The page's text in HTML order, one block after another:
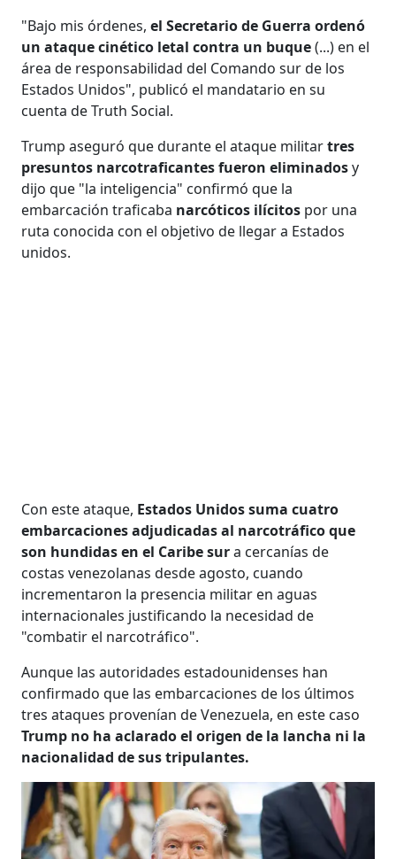
"Bajo mis órdenes,el Secretario de Guerra ordenó
un ataque cinético letal contra un buque(...) en el
área de responsabilidad del Comando sur de los
Estados Unidos", publicó el mandatario en su
cuenta de Truth Social.
Trump aseguró que durante el ataque militartres
presuntos narcotraficantes fueron eliminadosy
dijo que "la inteligencia" confirmó que la
embarcación traficaba narcóticos ilícitos por una
ruta conocida con el objetivo de llegar a Estados
unidos.
Con este ataque, Estados Unidos suma cuatro
embarcaciones adjudicadas al narcotráfico que
son hundidas en el Caribe sura cercanías de
costas venezolanas desde agosto, cuando
incrementaron la presencia militar en aguas
internacionales justificando la necesidad de
"combatir el narcotráfico".
Aunque las autoridades estadounidenses han
confirmado que las embarcaciones de los últimos
tres ataques provenían de Venezuela, en este caso
Trump no ha aclarado el origen de la lancha ni la
nacionalidad de sus tripulantes.